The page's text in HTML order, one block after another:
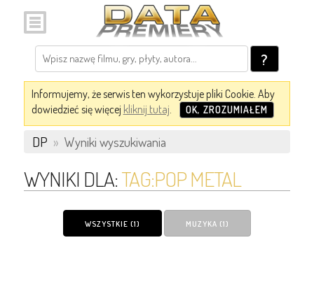
?
Informujemy, że serwis ten wykorzystuje pliki Cookie. Aby
dowiedzieć się więcej kliknij tutaj. OK, ZROZUMIAŁEM
DP » Wyniki wyszukiwania
WYNIKI DLA:TAG:POP METAL
WSZYSTKIE (1) MUZYKA (1)